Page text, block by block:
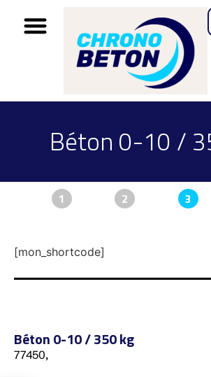
Béton 0-10 /
1 2 3
[mon_shortcode]
Béton 0-10 / 350 kg
77450,